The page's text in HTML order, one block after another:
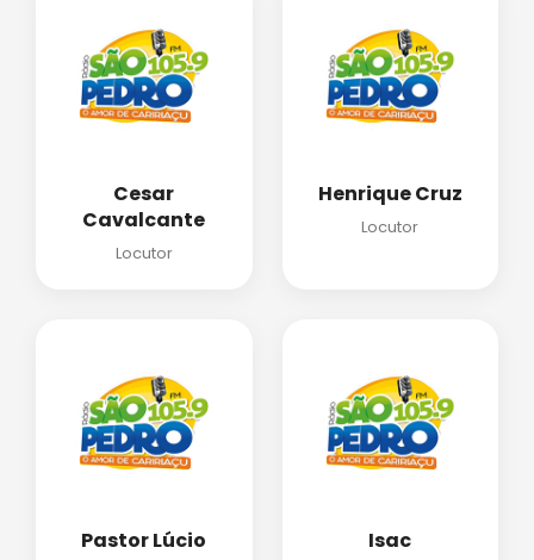
Cesar
Cavalcante
Locutor
Henrique Cruz
Locutor
Pastor Lúcio Isac